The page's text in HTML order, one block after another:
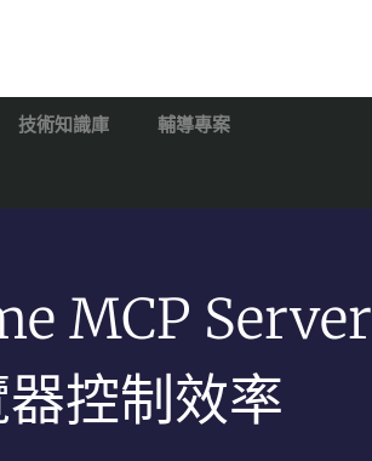
技術知識庫 輔導專案
MCP Server
控制效率